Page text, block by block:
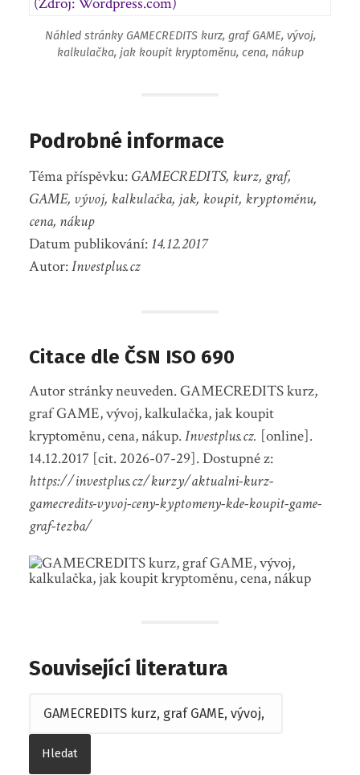
Náhled stránky GAMECREDITS kurz, graf GAME, vývoj,
kalkulačka, jak koupit kryptoměnu, cena, nákup
Podrobné informace
Téma příspěvku: GAMECREDITS, kurz, graf,
GAME, vývoj, kalkulačka, jak, koupit, kryptoměnu,
cena, nákup
Datum publikování: 14.12.2017
Autor:Investplus.cz
Citace dle ČSN ISO 690
Autor stránky neuveden. GAMECREDITS kurz,
graf GAME, vývoj, kalkulačka, jak koupit
kryptoměnu, cena, nákup.Investplus.cz. [online].
14.12.2017 [cit. 2026-07-29]. Dostupné z:
https://investplus.cz/kurzy/aktualni-kurz-
gamecredits-vyvoj-ceny-kyptomeny-kde-koupit-game-
graf-tezba/
Související literatura